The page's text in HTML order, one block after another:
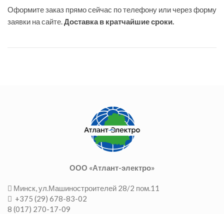
Оформите заказ прямо сейчас по телефону или через форму
заявки на сайте.Доставка в кратчайшие сроки.
ООО «Атлант-электро»
Минск, ул.Машиностроителей 28/2 пом.11
+375 (29) 678-83-02
8 (017) 270-17-09